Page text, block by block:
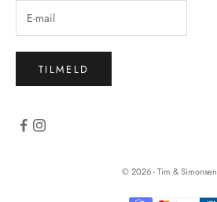
TILMELD
© 2026 - Tim & Simonsen